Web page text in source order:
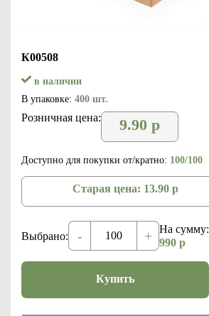
К00508
в наличии
В упаковке: 400 шт.
Розничная цена: 9.90 р
Доступно для покупки от/кратно: 100/100
Старая цена: 13.90 р
Выбрано: - +
На сумму:
990 р
Купить